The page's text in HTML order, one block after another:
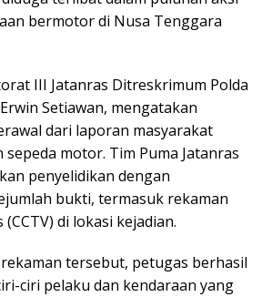
bermotor di Nusa Tenggara
III Jatanras Ditreskrimum Polda
Setiawan, mengatakan
dari laporan masyarakat
motor. Tim Puma Jatanras
penyelidikan dengan
bukti, termasuk rekaman
di lokasi kejadian.
tersebut, petugas berhasil
ciri pelaku dan kendaraan yang